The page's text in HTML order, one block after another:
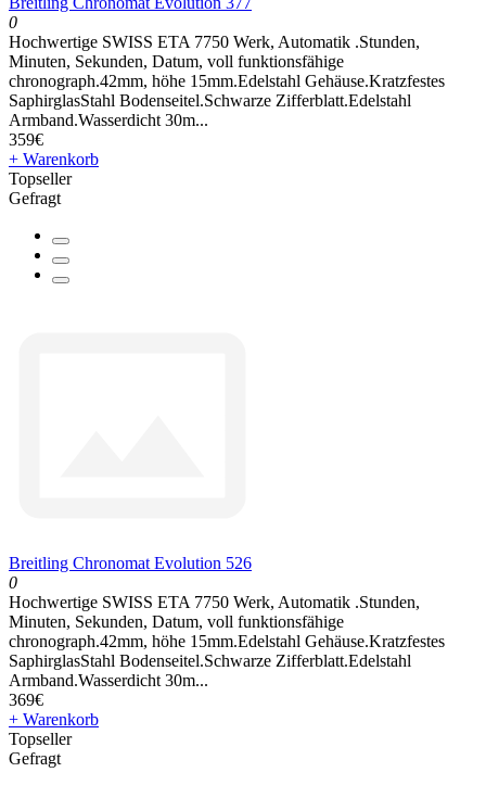
0
Hochwertige SWISS ETA 7750 Werk, Automatik .Stunden,
Minuten, Sekunden, Datum, voll funktionsfähige
chronograph.42mm, höhe 15mm.Edelstahl Gehäuse.Kratzfestes
SaphirglasStahl Bodenseitel.Schwarze Zifferblatt.Edelstahl
Armband.Wasserdicht 30m...
359€
+ Warenkorb
Topseller
Gefragt
Breitling Chronomat Evolution 526
0
Hochwertige SWISS ETA 7750 Werk, Automatik .Stunden,
Minuten, Sekunden, Datum, voll funktionsfähige
chronograph.42mm, höhe 15mm.Edelstahl Gehäuse.Kratzfestes
SaphirglasStahl Bodenseitel.Schwarze Zifferblatt.Edelstahl
Armband.Wasserdicht 30m...
369€
+ Warenkorb
Topseller
Gefragt